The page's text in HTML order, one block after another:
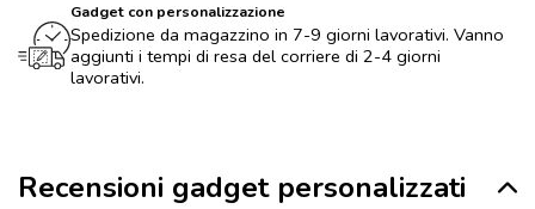
Gadget con personalizzazione
Spedizione da magazzino in 7-9 giorni lavorativi. Vanno
aggiunti i tempi di resa del corriere di 2-4 giorni
lavorativi.
Recensioni gadget personalizzati